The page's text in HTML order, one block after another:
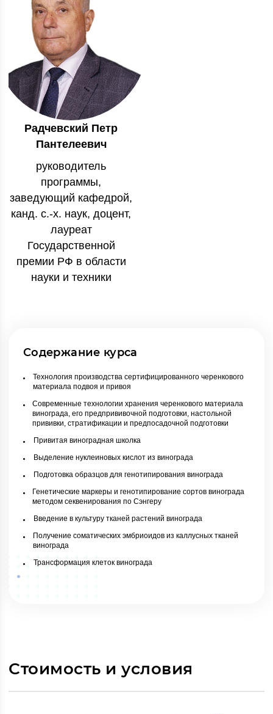
Радчевский Петр
Пантелеевич
руководитель
программы,
заведующий кафедрой,
канд. с.-х. наук, доцент,
лауреат
Государственной
премии РФ в области
науки и техники
Содержание курса
Технология производства сертифицированного черенкового
материала подвоя и привоя
Современные технологии хранения черенкового материала
винограда, его предпрививочной подготовки, настольной
прививки, стратификации и предпосадочной подготовки
Привитая виноградная школка
Выделение нуклеиновых кислот из винограда
Подготовка образцов для генотипирования винограда
Генетические маркеры и генотипирование сортов винограда
методом секвенирования по Сэнгеру
Введение в культуру тканей растений винограда
Получение соматических эмбриоидов из каллусных тканей
винограда
Трансформация клеток винограда
Стоимость и условия